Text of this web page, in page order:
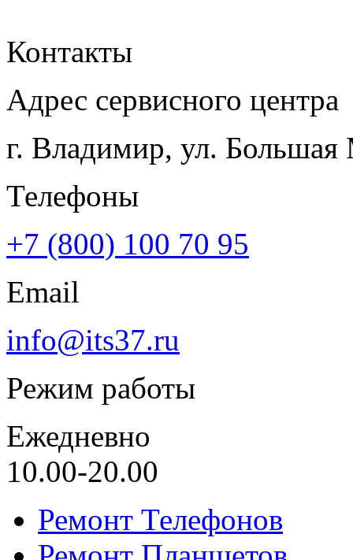
Контакты
Адрес сервисного центра
г. Владимир, ул. Большая
Телефоны
+7 (800) 100 70 95
Email
info@its37.ru
Режим работы
Ежедневно
10.00-20.00
Ремонт Телефонов